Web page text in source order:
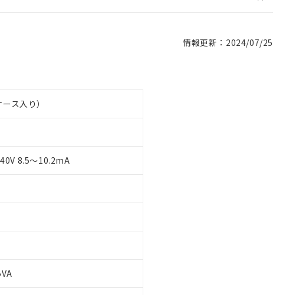
情報更新：2024/07/25
ス入り）
8.5～10.2mA